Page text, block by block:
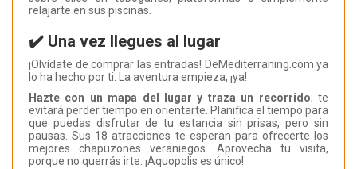
relajarte en sus piscinas.
✔️ Una vez llegues al lugar
¡Olvídate de comprar las entradas! DeMediterraning.com ya
lo ha hecho por ti. La aventura empieza, ¡ya!
Hazte con un mapa del lugar y traza un recorrido; te
evitará perder tiempo en orientarte. Planifica el tiempo para
que puedas disfrutar de tu estancia sin prisas, pero sin
pausas. Sus 18 atracciones te esperan para ofrecerte los
mejores chapuzones veraniegos. Aprovecha tu visita,
porque no querrás irte. ¡Aquopolis es único!